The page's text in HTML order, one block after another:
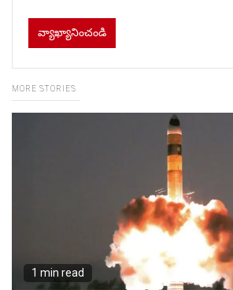
MORE STORIES
1 min read